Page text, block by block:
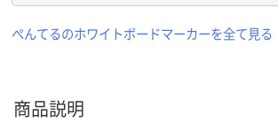
ぺんてるのホワイトボードマーカーを全て見る
商品説明